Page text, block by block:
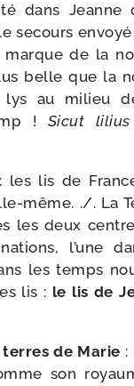
dans Jeanne
secours
marque de la
belle que la
au milieu
! Sicut
les lis de
​même. ./​. La
les deux
l’une
les temps
lis : le lis de
de Marie :
son